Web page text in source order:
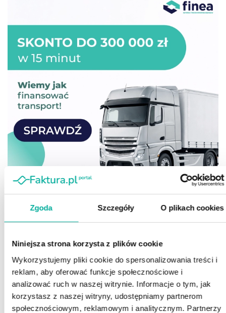
Zgoda Szczegóły O plikach cookies
Niniejsza strona korzysta z plików cookie
Wykorzystujemy pliki cookie do spersonalizowania treści i
reklam, aby oferować funkcje społecznościowe i
analizować ruch w naszej witrynie. Informacje o tym, jak
korzystasz z naszej witryny, udostępniamy partnerom
społecznościowym, reklamowym i analitycznym. Partnerzy